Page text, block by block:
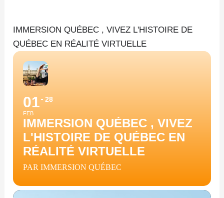
contenu
IMMERSION QUÉBEC , VIVEZ L'HISTOIRE DE
QUÉBEC EN RÉALITÉ VIRTUELLE
01
FEB
28
IMMERSION QUÉBEC , VIVEZ
L'HISTOIRE DE QUÉBEC EN
RÉALITÉ VIRTUELLE
PAR IMMERSION QUÉBEC